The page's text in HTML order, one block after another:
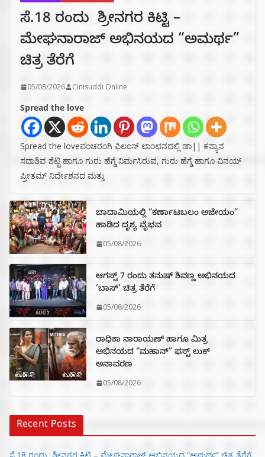
ಸೆ.18 ರಂದು ಶ್ರೀನಗರ ಕಿಟ್ಟಿ –
ಮೇಘನಾರಾಜ್ ಅಭಿನಯದ “ಅಮರ್ಥ”
ಚಿತ್ರ ತೆರೆಗೆ
05/08/2026 Cinisuddi Online
Spread the love
Spread the loveಪಂಚರಂಗಿ ಫಿಲಂಸ್ ಲಾಂಛನದಲ್ಲಿ ಡಾ|| ಕನ್ಯಾನ
ಸದಾಶಿವ ಶೆಟ್ಟಿ ಹಾಗೂ ಗುರು ಹೆಗ್ಡೆ ನಿರ್ಮಸಿರುವ, ಗುರು ಹೆಗ್ಡೆ ಹಾಗೂ ವಿನಯ್
ಪ್ರೀತಮ್ ನಿರ್ದೇಶನದ ಮತ್ತು
ಬಾದಾಮಿಯಲ್ಲಿ “ಕರ್ಣಾಟಬಲಂ ಅಜೇಯಂ”
ಹಾಡಿದ ದೃಶ್ಯ ವೈಭವ
05/08/2026
ಆಗಸ್ಟ್ 7 ರಂದು ತನುಷ್ ಶಿವಣ್ಣ ಅಭಿನಯದ
‘ಬಾಸ್’ ಚಿತ್ರ ತೆರೆಗೆ
05/08/2026
ರಾಧಿಕಾ ನಾರಾಯಣ್ ಹಾಗೂ ಮಿತ್ರ
ಅಭಿನಯದ “ಮಹಾನ್” ಫಸ್ಟ್ ಲುಕ್
ಅನಾವರಣ
05/08/2026
Recent Posts